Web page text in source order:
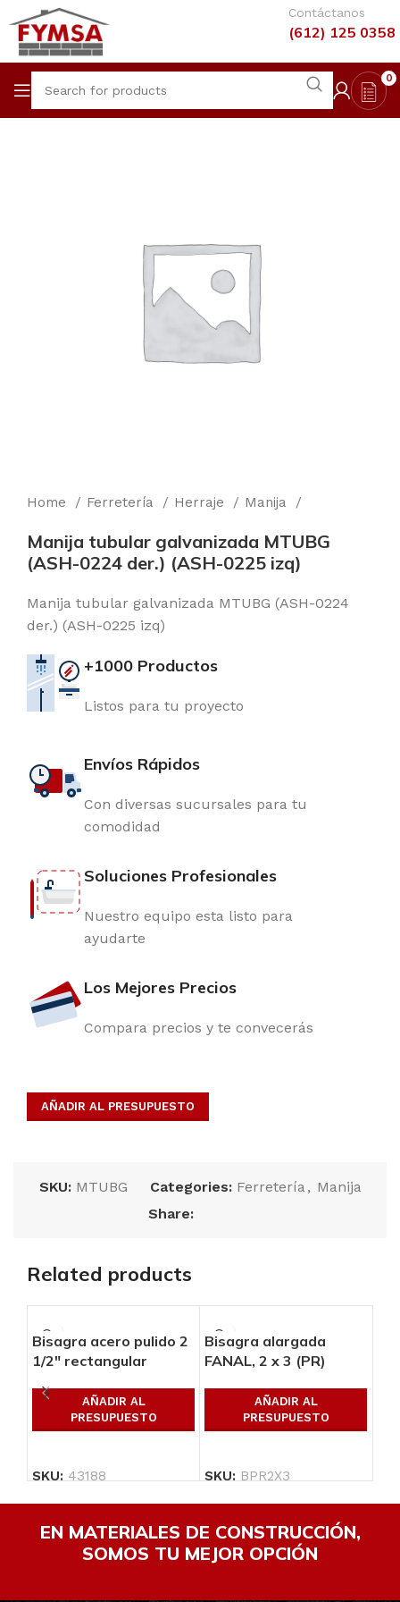
Contáctanos
(612) 125 0358
0
Home Ferretería Herraje Manija
Manija tubular galvanizada MTUBG
(ASH-0224 der.) (ASH-0225 izq)
Manija tubular galvanizada MTUBG (ASH-0224
der.) (ASH-0225 izq)
+1000 Productos
Listos para tu proyecto
Envíos Rápidos
Con diversas sucursales para tu
comodidad
Soluciones Profesionales
Nuestro equipo esta listo para
ayudarte
Los Mejores Precios
Compara precios y te convecerás
AÑADIR AL PRESUPUESTO
SKU: MTUBG Categories: Ferretería, Manija
Share:
Related products
Bisagra acero pulido 2
1/2″ rectangular
AÑADIR AL
PRESUPUESTO
SKU: 43188
Bisagra alargada
FANAL, 2 x 3 (PR)
AÑADIR AL
PRESUPUESTO
SKU: BPR2X3
EN MATERIALES DE CONSTRUCCIÓN,
SOMOS TU MEJOR OPCIÓN